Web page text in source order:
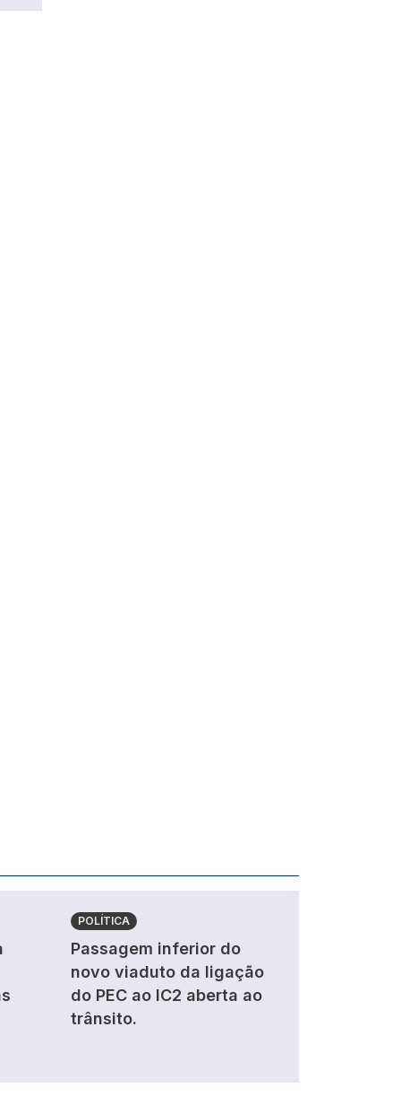
POLÍTICA
Passagem inferior do
novo viaduto da ligação
do PEC ao IC2 aberta ao
trânsito.